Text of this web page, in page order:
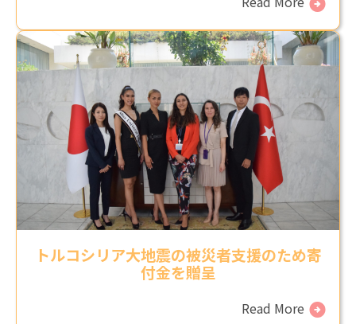
トルコシリア大地震の被災者支援のため寄
付金を贈呈
Read More